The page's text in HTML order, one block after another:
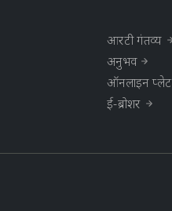
आरटी गंतव्य
अनुभव
ऑनलाइन
ई-ब्रोशर